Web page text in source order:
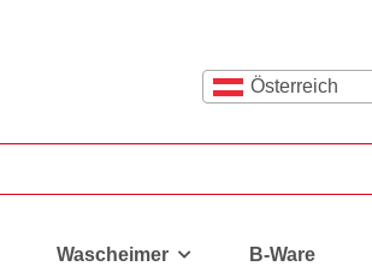
Österreich
Wascheimer B-Ware